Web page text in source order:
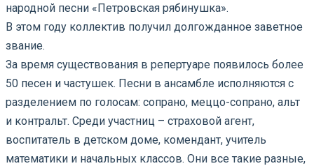
народной песни «Петровская рябинушка».
В этом году коллектив получил долгожданное заветное
звание.
За время существования в репертуаре появилось более
50 песен и частушек. Песни в ансамбле исполняются с
разделением по голосам: сопрано, меццо-сопрано, альт
и контральт. Среди участниц – страховой агент,
воспитатель в детском доме, комендант, учитель
математики и начальных классов. Они все такие разные,